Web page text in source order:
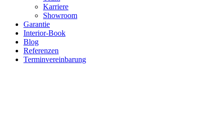
Karriere
Showroom
Garantie
Interior-Book
Blog
Referenzen
Terminvereinbarung